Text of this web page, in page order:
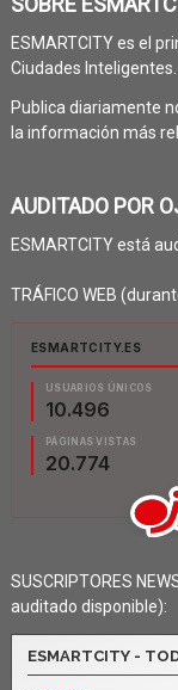
ESMARTCITY es el
Ciudades Inteligentes.
Publica diariamente
la información más
AUDITADO POR
ESMARTCITY está
TRÁFICO WEB
SUSCRIPTORES
auditado disponible):